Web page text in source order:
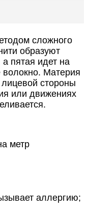
сложного
образуют
пятая идет на
Материя
лицевой стороны
или движениях
метр
аллергию;